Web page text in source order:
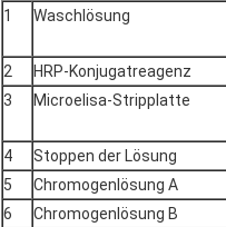
1
Waschlösung
2 HRP-Konjugatreagenz
3
Microelisa-Stripplatte
4 Stoppen der Lösung
5
Chromogenlösung A
6
Chromogenlösung B